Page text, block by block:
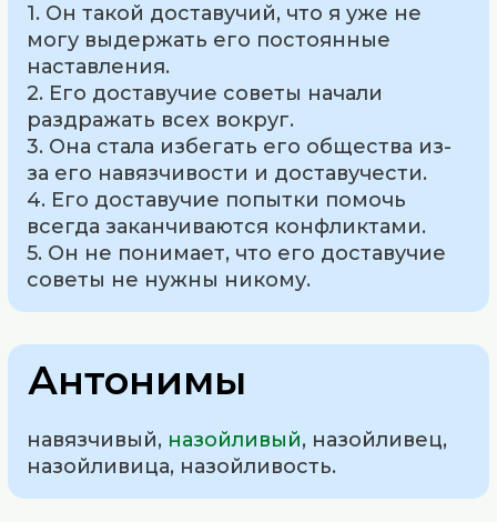
1. Он такой доставучий, что я уже не
могу выдержать его постоянные
наставления.
2. Его доставучие советы начали
раздражать всех вокруг.
3. Она стала избегать его общества из-
за его навязчивости и доставучести.
4. Его доставучие попытки помочь
всегда заканчиваются конфликтами.
5. Он не понимает, что его доставучие
советы не нужны никому.
Антонимы
навязчивый, назойливый, назойливец,
назойливица, назойливость.